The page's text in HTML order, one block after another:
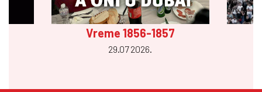
Vreme 1856-1857
29.07 2026.